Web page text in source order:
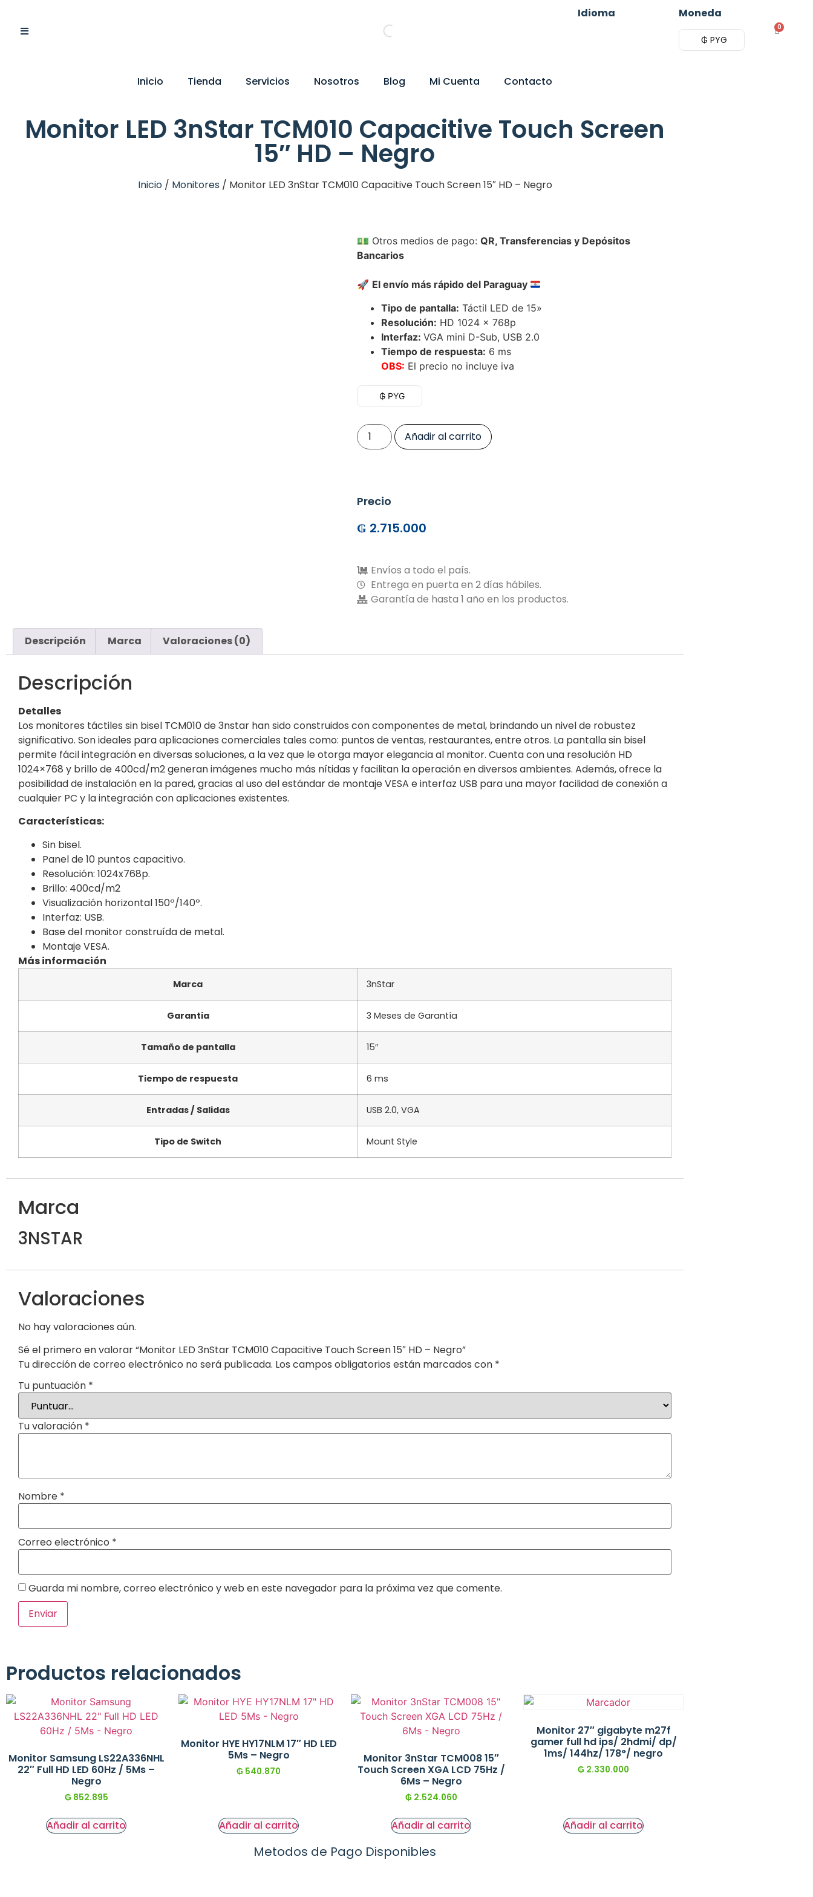
Idioma Moneda
₲ PYG
0
Inicio Tienda Servicios Nosotros Blog Mi Cuenta Contacto
Monitor LED 3nStar TCM010 Capacitive Touch Screen
15″ HD – Negro
Inicio/ Monitores / Monitor LED 3nStar TCM010 Capacitive Touch Screen 15″ HD – Negro
💵 Otros medios de pago: QR, Transferencias y Depósitos
Bancarios
🚀 El envío más rápido del Paraguay
Tipo de pantalla: Táctil LED de 15»
Resolución: HD 1024 x 768p
Interfaz: VGA mini D-Sub, USB 2.0
Tiempo de respuesta: 6 ms
OBS: El precio no incluye iva
₲ PYG
Añadir al carrito
Precio
₲ 2.715.000
Envíos a todo el país.
Entrega en puerta en 2 días hábiles.
Garantía de hasta 1 año en los productos.
Descripción Marca Valoraciones (0)
Descripción
Detalles
Los monitores táctiles sin bisel TCM010 de 3nstar han sido construidos con componentes de metal, brindando un nivel de robustez
significativo. Son ideales para aplicaciones comerciales tales como: puntos de ventas, restaurantes, entre otros. La pantalla sin bisel
permite fácil integración en diversas soluciones, a la vez que le otorga mayor elegancia al monitor. Cuenta con una resolución HD
1024×768 y brillo de 400cd/m2 generan imágenes mucho más nítidas y facilitan la operación en diversos ambientes. Además, ofrece la
posibilidad de instalación en la pared, gracias al uso del estándar de montaje VESA e interfaz USB para una mayor facilidad de conexión a
cualquier PC y la integración con aplicaciones existentes.
Características:
Sin bisel.
Panel de 10 puntos capacitivo.
Resolución: 1024x768p.
Brillo: 400cd/m2
Visualización horizontal 150º/140º.
Interfaz: USB.
Base del monitor construída de metal.
Montaje VESA.
Más información
Marca 3nStar
Garantia 3 Meses de Garantía
Tamaño de pantalla 15″
Tiempo de respuesta 6 ms
Entradas / Salidas USB 2.0, VGA
Tipo de Switch Mount Style
Marca
3NSTAR
Valoraciones
No hay valoraciones aún.
Sé el primero en valorar “Monitor LED 3nStar TCM010 Capacitive Touch Screen 15″ HD – Negro”
Tu dirección de correo electrónico no será publicada. Los campos obligatorios están marcados con *
Tu puntuación *
Tu valoración *
Nombre *
Correo electrónico *
Guarda mi nombre, correo electrónico y web en este navegador para la próxima vez que comente.
Productos relacionados
Monitor Samsung LS22A336NHL
22″ Full HD LED 60Hz / 5Ms –
Negro
₲ 852.895
Añadir al carrito
Monitor HYE HY17NLM 17″ HD LED
5Ms – Negro
₲ 540.870
Añadir al carrito
Monitor 3nStar TCM008 15″
Touch Screen XGA LCD 75Hz /
6Ms – Negro
₲ 2.524.060
Añadir al carrito
Monitor 27″ gigabyte m27f
gamer full hd ips/ 2hdmi/ dp/
1ms/ 144hz/ 178°/ negro
₲ 2.330.000
Añadir al carrito
Metodos de Pago Disponibles